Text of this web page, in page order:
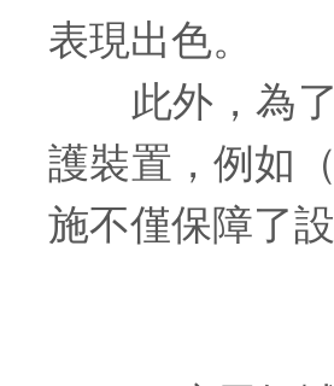
表現出色。
此外，為了
護裝置，例如
施不僅保障了